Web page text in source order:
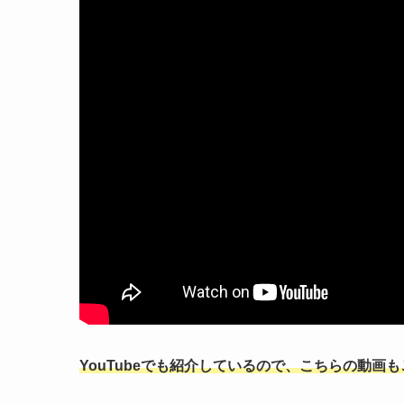
YouTubeでも紹介しているので、こちらの動画